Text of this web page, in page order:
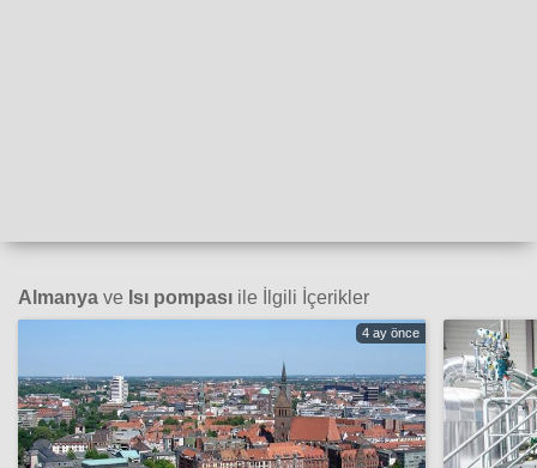
Almanya ve Isı pompası ile İlgili İçerikler
4 ay önce